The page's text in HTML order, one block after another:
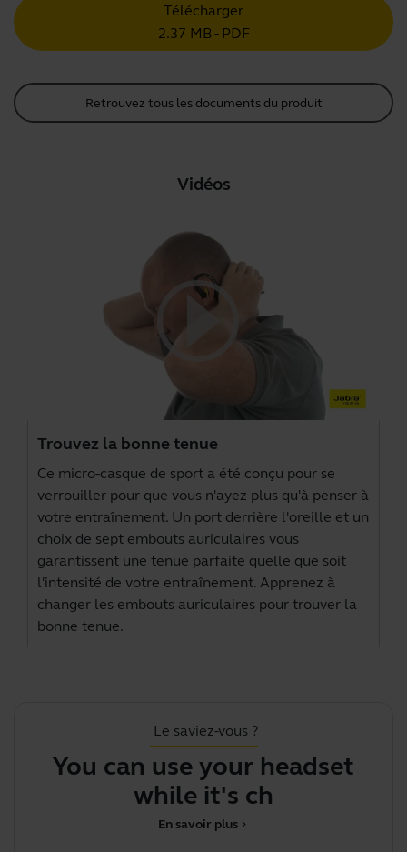
Télécharger
2.37 MB - PDF
Retrouvez tous les documents du produit
Vidéos
Trouvez la bonne tenue
Ce micro-casque de sport a été conçu pour se
verrouiller pour que vous n'ayez plus qu'à penser à
votre entraînement. Un port derrière l'oreille et un
choix de sept embouts auriculaires vous
garantissent une tenue parfaite quelle que soit
l'intensité de votre entraînement. Apprenez à
changer les embouts auriculaires pour trouver la
bonne tenue.
Le saviez-vous ?
You can use your headset
while it's chargi
chevron_right
En savoir plus